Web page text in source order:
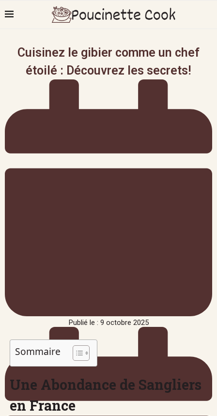
Cuisinez le gibier comme un chef
étoilé : Découvrez les secrets!
Publié le : 9 octobre 2025
Sommaire
Une Abondance de Sangliers
en France